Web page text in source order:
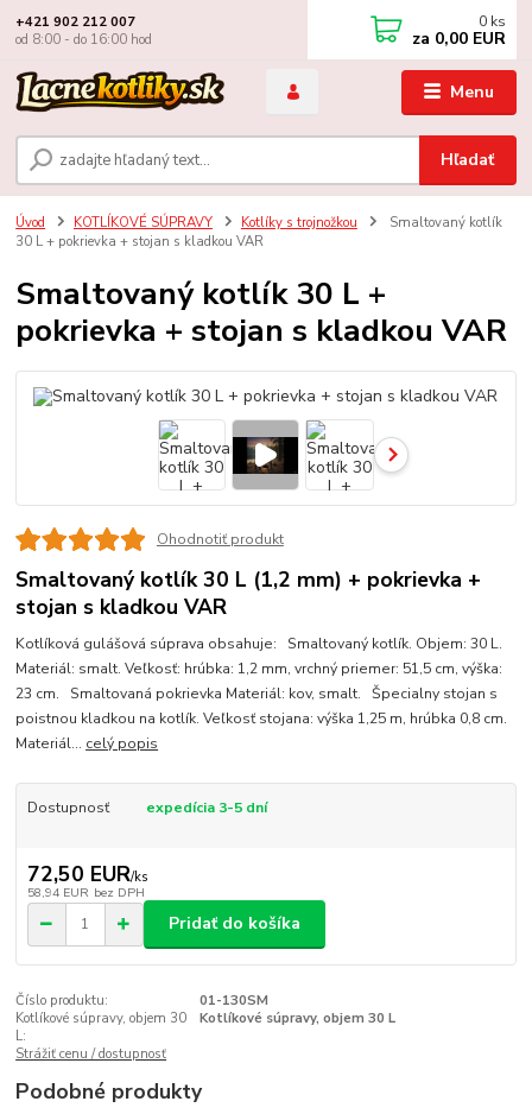
Menu
Hľadať
+421 902 212 007
od 8:00 - do 16:00 hod
0 ks
za 0,00 EUR
Úvod KOTLÍKOVÉ SÚPRAVY Kotlíky s trojnožkou
Smaltovaný kotlík
30 L + pokrievka + stojan s kladkou VAR
Smaltovaný kotlík 30 L +
pokrievka + stojan s kladkou VAR
Ohodnotiť produkt
Smaltovaný kotlík 30 L (1,2 mm) + pokrievka +
stojan s kladkou VAR
Kotlíková gulášová súprava obsahuje: Smaltovaný kotlík. Objem: 30 L.
Materiál: smalt. Veľkosť: hrúbka: 1,2 mm, vrchný priemer: 51,5 cm, výška:
23 cm. Smaltovaná pokrievka Materiál: kov, smalt. Špecialny stojan s
poistnou kladkou na kotlík. Veľkosť stojana: výška 1,25 m, hrúbka 0,8 cm.
Materiál... celý popis
Dostupnosť expedícia 3-5 dní
72,50 EUR/ks
58,94 EUR bez DPH
Pridať do košíka
Číslo produktu:
01-130SM
Kotlíkové súpravy, objem 30
L:
Kotlíkové súpravy, objem 30 L
Strážiť cenu / dostupnosť
Podobné produkty